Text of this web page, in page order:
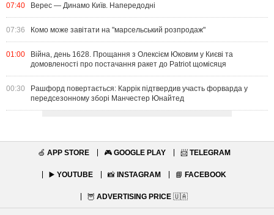
07:40 Верес — Динамо Київ. Напередодні
07:36 Комо може завітати на "марсельський розпродаж"
01:00
Війна, день 1628. Прощання з Олексієм Юковим у Києві та
домовленості про постачання ракет до Patriot щомісяця
00:30
Рашфорд повертається: Каррік підтвердив участь форварда у
передсезонному зборі Манчестер Юнайтед
🍏 APP STORE 🎮 GOOGLE PLAY 📨 TELEGRAM
▶️ YOUTUBE 📸 INSTAGRAM 📘 FACEBOOK
🦉 ADVERTISING PRICE 🇺🇦